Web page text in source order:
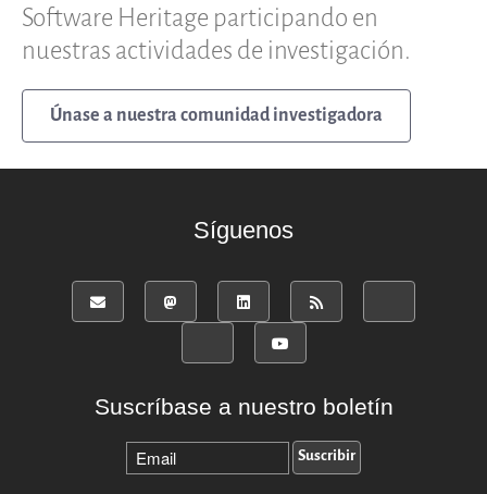
Software Heritage participando en
nuestras actividades de investigación.
Únase a nuestra comunidad investigadora
Síguenos
Suscríbase a nuestro boletín